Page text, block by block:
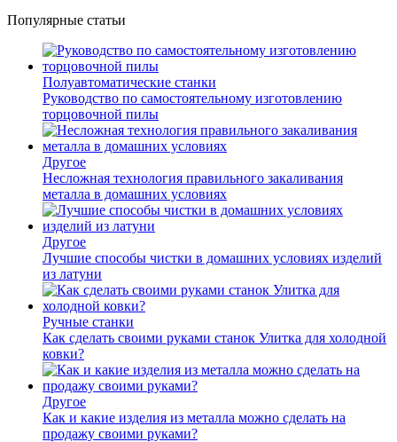
Популярные статьи
Полуавтоматические станки
Руководство по самостоятельному изготовлению
торцовочной пилы
Другое
Несложная технология правильного закаливания
металла в домашних условиях
Другое
Лучшие способы чистки в домашних условиях изделий
из латуни
Ручные станки
Как сделать своими руками станок Улитка для холодной
ковки?
Другое
Как и какие изделия из металла можно сделать на
продажу своими руками?